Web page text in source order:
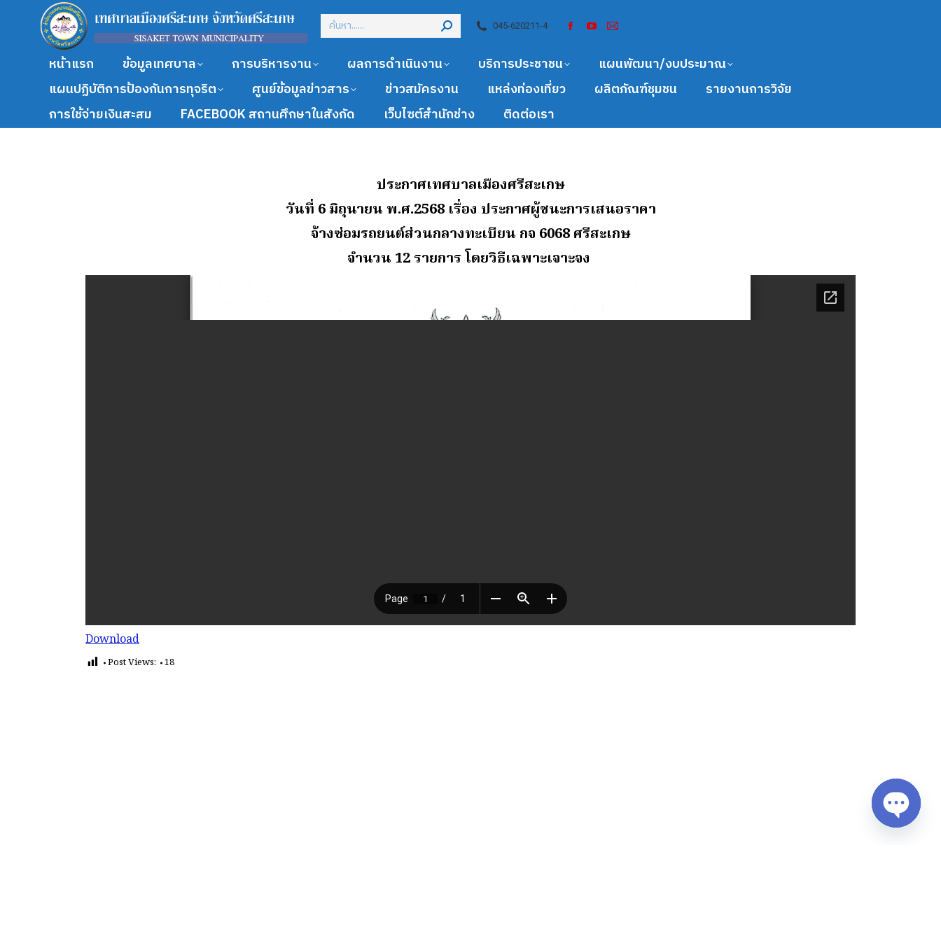
045-620211-4
หน้าแรก ข้อมูลเทศบาล การบริหารงาน ผลการดำเนินงาน บริการประชาชน
แผนพัฒนา/งบประมาณ
แผนปฏิบัติการป้องกันการทุจริต
ศูนย์ข้อมูลข่าวสาร ข่าวสมัครงาน แหล่งท่องเที่ยว ผลิตภัณฑ์ชุมชน
รายงานการวิจัย
การใช้จ่ายเงินสะสม
FACEBOOK สถานศึกษาในสังกัด เว็บไซต์สำนักช่าง ติดต่อเรา
ประกาศเทศบาลเมืองศรีสะเกษ
วันที่ 6 มิถุนายน พ.ศ.2568 เรื่อง ประกาศผู้ชนะการเสนอราคา
จ้างซ่อมรถยนต์ส่วนกลางทะเบียน กจ 6068 ศรีสะเกษ
จํานวน 12 รายการ โดยวิธีเฉพาะเจาะจง
Download
Post Views: 18